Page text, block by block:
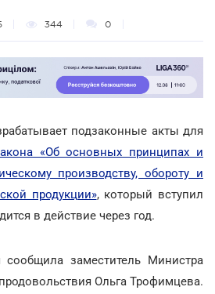
344 0
подзаконные акты для
«Об основных принципах и
производству, обороту и
продукции», который вступил
в действие через год.
заместитель Министра
Ольга Трофимцева.